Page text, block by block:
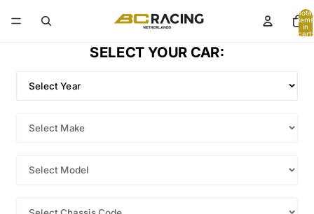
Total
items
in
cart:
SELECT YOUR CAR: